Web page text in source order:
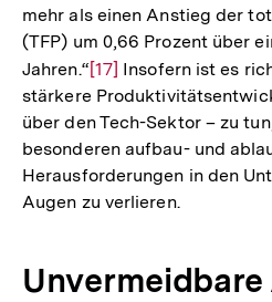
mehr als einen Anstieg der
(TFP) um 0,66 Prozent über
Jahren.“Zur
Auflösung
der
Fußnote
[17] Insofern ist es
stärkere
über den Tech-Sektor – zu
besonderen aufbau- und
Herausforderungen in den
Augen zu verlieren.